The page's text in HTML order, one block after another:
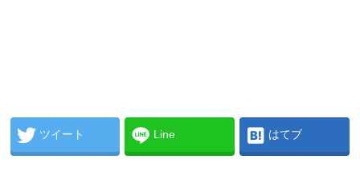
ツイート Line はてブ